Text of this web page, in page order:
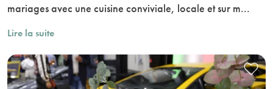
mariages avec une cuisine conviviale, locale et sur m...
Lire la suite